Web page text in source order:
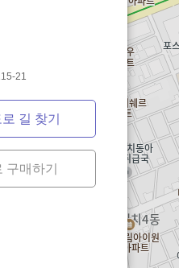
21
길 찾기
구매하기